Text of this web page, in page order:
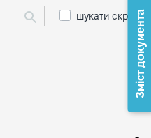
шукати скрізьЗміст документа